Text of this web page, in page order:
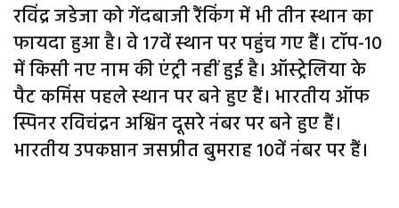
रविंद्र जडेजा को गेंदबाजी रैंकिंग में भी तीन स्थान का
फायदा हुआ है। वे 17वें स्थान पर पहुंच गए हैं। टॉप-10
में किसी नए नाम की एंट्री नहीं हुई है। ऑस्ट्रेलिया के
पैट कमिंस पहले स्थान पर बने हुए हैं। भारतीय ऑफ
स्पिनर रविचंद्रन अश्विन दूसरे नंबर पर बने हुए हैं।
भारतीय उपकप्तान जसप्रीत बुमराह 10वें नंबर पर हैं।